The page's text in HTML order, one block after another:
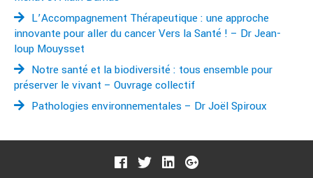
L’Accompagnement Thérapeutique : une approche
innovante pour aller du cancer Vers la Santé ! – Dr Jean-
loup Mouysset
Notre santé et la biodiversité : tous ensemble pour
préserver le vivant – Ouvrage collectif
Pathologies environnementales – Dr Joël Spiroux